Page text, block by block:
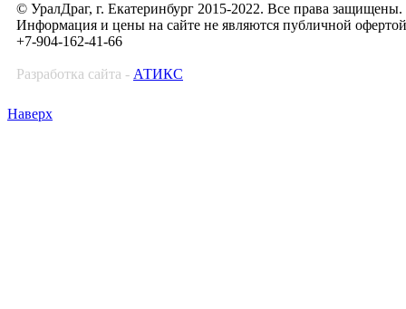
© УралДраг, г. Екатеринбург 2015-2022. Все права защищены.
Информация и цены на сайте не являются публичной офертой
+7-904-162-41-66
Разработка сайта - АТИКС
Наверх